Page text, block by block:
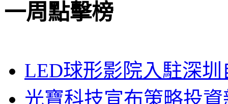
一周點擊榜
LED球形影院入駐深
光寶科技宣布策略投